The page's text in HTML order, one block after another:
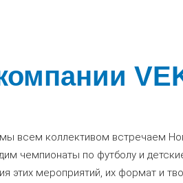
всем коллективом встречаем
чемпионаты по футболу и
этих мероприятий, их формат и